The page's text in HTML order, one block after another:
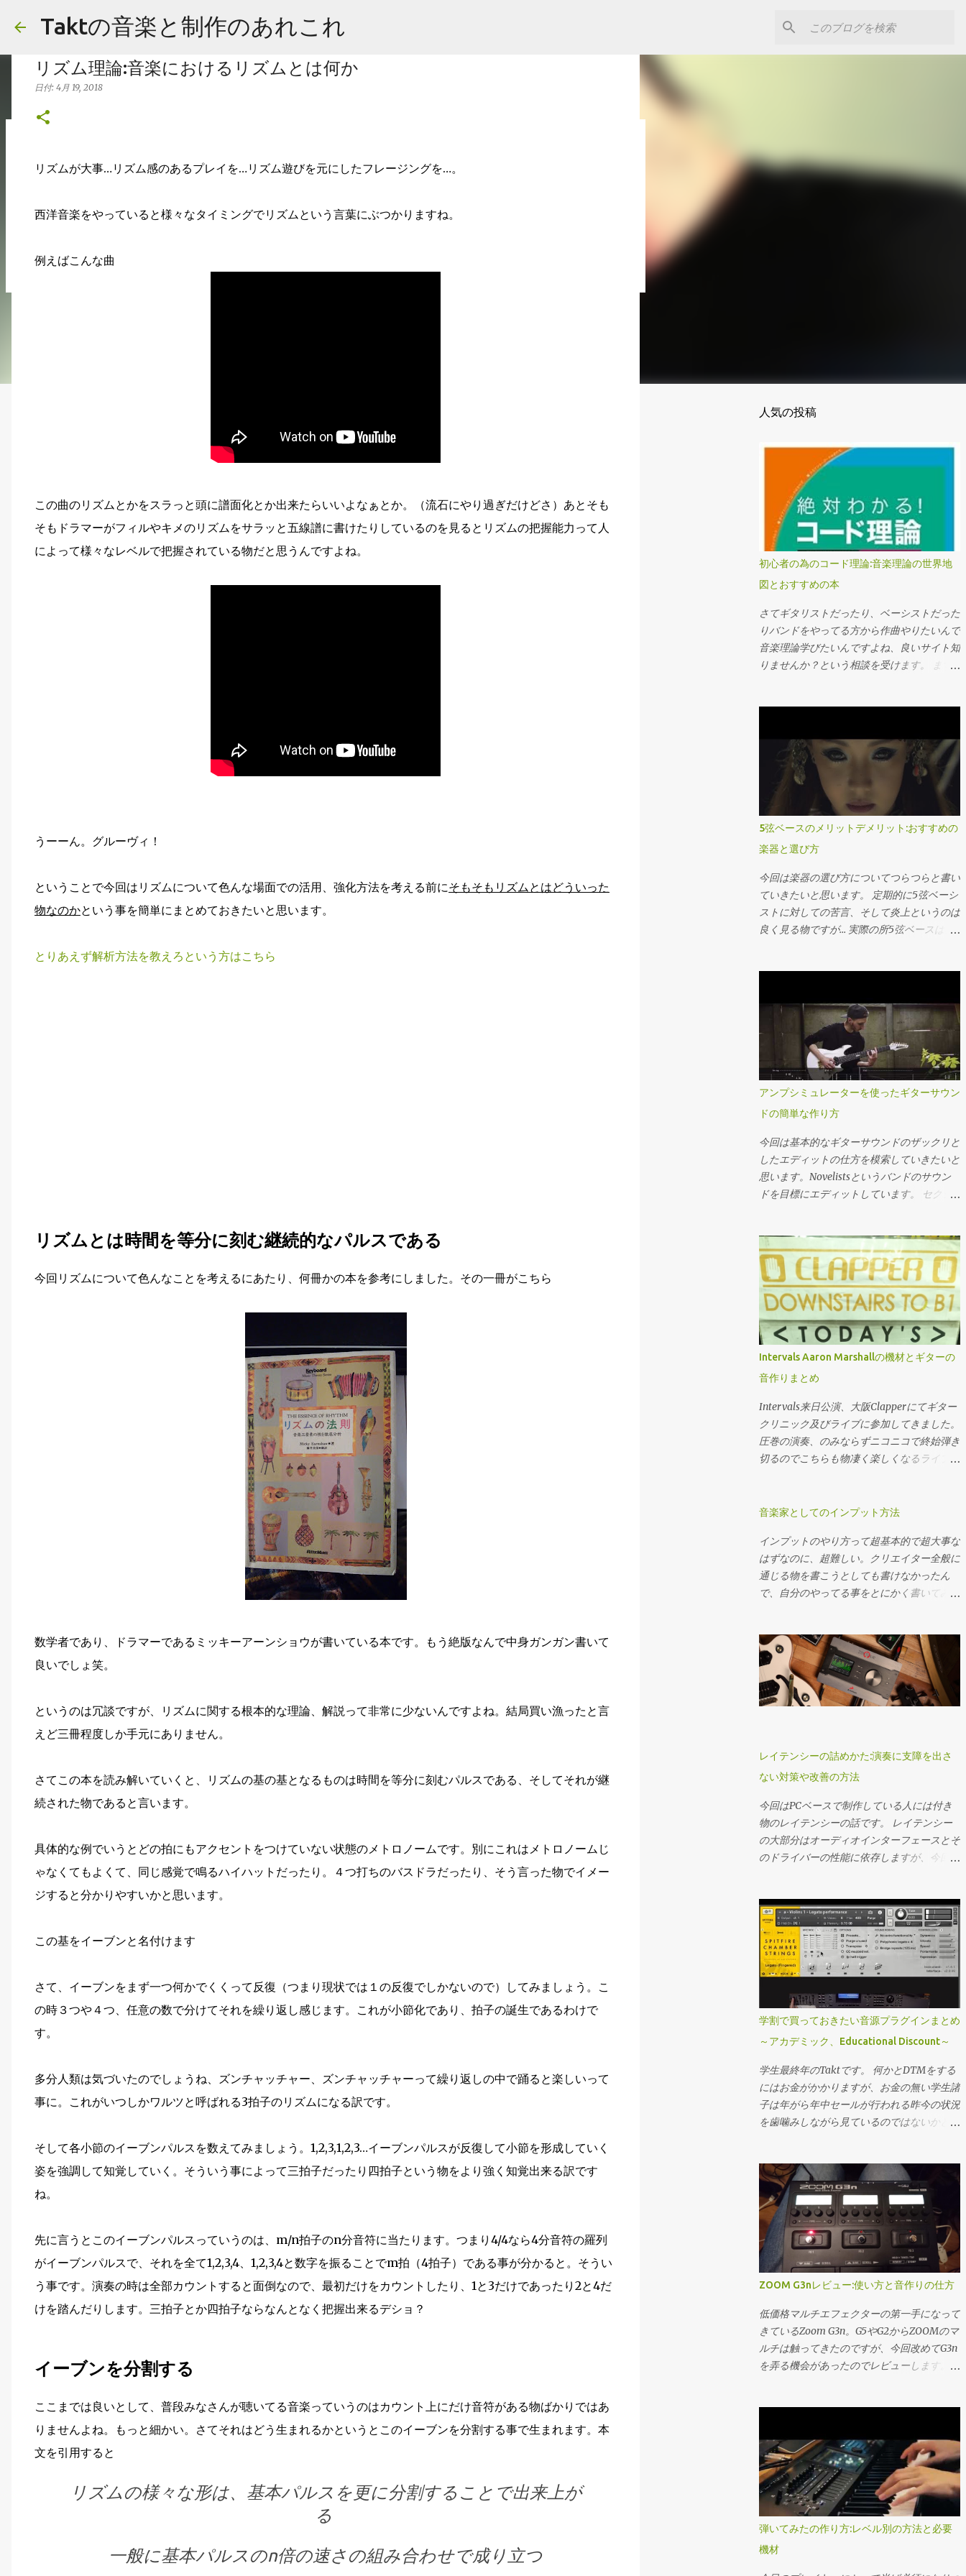
Taktの音楽と制作のあれこれ
日付: 11月 10, 2018 報告
リズム理論:音楽におけるリズムとは何か
日付: 4月 19, 2018
リズムが大事…リズム感のあるプレイを…リズム遊びを元にしたフレージングを…。
西洋音楽をやっていると様々なタイミングでリズムという言葉にぶつかりますね。
例えばこんな曲
この曲のリズムとかをスラっと頭に譜面化とか出来たらいいよなぁとか。（流石にやり過ぎだけどさ）あとそも
そもドラマーがフィルやキメのリズムをサラッと五線譜に書けたりしているのを見るとリズムの把握能力って人
によって様々なレベルで把握されている物だと思うんですよね。
うーーん。グルーヴィ！
ということで今回はリズムについて色んな場面での活用、強化方法を考える前にそもそもリズムとはどういった
物なのかという事を簡単にまとめておきたいと思います。
とりあえず解析方法を教えろという方はこちら
リズムとは時間を等分に刻む継続的なパルスである
今回リズムについて色んなことを考えるにあたり、何冊かの本を参考にしました。その一冊がこちら
数学者であり、ドラマーであるミッキーアーンショウが書いている本です。もう絶版なんで中身ガンガン書いて
良いでしょ笑。
というのは冗談ですが、リズムに関する根本的な理論、解説って非常に少ないんですよね。結局買い漁ったと言
えど三冊程度しか手元にありません。
さてこの本を読み解いていくと、リズムの基の基となるものは時間を等分に刻むパルスである、そしてそれが継
続された物であると言います。
具体的な例でいうとどの拍にもアクセントをつけていない状態のメトロノームです。別にこれはメトロノームじ
ゃなくてもよくて、同じ感覚で鳴るハイハットだったり。４つ打ちのバスドラだったり、そう言った物でイメー
ジすると分かりやすいかと思います。
この基をイーブンと名付けます
さて、イーブンをまず一つ何かでくくって反復（つまり現状では１の反復でしかないので）してみましょう。こ
の時３つや４つ、任意の数で分けてそれを繰り返し感じます。これが小節化であり、拍子の誕生であるわけで
す。
多分人類は気づいたのでしょうね、ズンチャッチャー、ズンチャッチャーって繰り返しの中で踊ると楽しいって
事に。これがいつしかワルツと呼ばれる3拍子のリズムになる訳です。
そして各小節のイーブンパルスを数えてみましょう。1,2,3,1,2,3…イーブンパルスが反復して小節を形成していく
姿を強調して知覚していく。そういう事によって三拍子だったり四拍子という物をより強く知覚出来る訳です
ね。
先に言うとこのイーブンパルスっていうのは、m/n拍子のn分音符に当たります。つまり4/4なら4分音符の羅列
がイーブンパルスで、それを全て1,2,3,4、1,2,3,4と数字を振ることでm拍（4拍子）である事が分かると。そうい
う事です。演奏の時は全部カウントすると面倒なので、最初だけをカウントしたり、1と3だけであったり2と4だ
けを踏んだりします。三拍子とか四拍子ならなんとなく把握出来るデショ？
イーブンを分割する
ここまでは良いとして、普段みなさんが聴いてる音楽っていうのはカウント上にだけ音符がある物ばかりではあ
りませんよね。もっと細かい。さてそれはどう生まれるかというとこのイーブンを分割する事で生まれます。本
文を引用すると
リズムの様々な形は、基本パルスを更に分割することで出来上が
る
一般に基本パルスのn倍の速さの組み合わせで成り立つ
人気の投稿
初心者の為のコード理論:音楽理論の世界地
図とおすすめの本
さてギタリストだったり、ベーシストだった
りバンドをやってる方から作曲やりたいんで
音楽理論学びたいんですよね、良いサイト知
りませんか？という相談を受けます。 まず
ー音楽理論）と名の付いてる本であればなん
でも大丈夫です。ネットにある有象無象に比
べれば100倍マシです。 なぜか これはコー
ド理論というものの特質のせいです。 別に
ネットの情報やライターが下手くそとかそん
なんじゃないんです。 コード理論は英語で
言うa b cを学んだ直後の文形までの内容、数
学で言う四則演算の後の正の数負の数や文字
式、といった所でしょうか。 とにかく挫折
しやすく、また演習量も必要な分野なのでち
ゃんとした本で勉強するのが一番なのです。
す内容の記事しか書きません(宣誓)。本当に
料コンテンツにします。それぐらいめんどく
さいです。 ではこの後何を書くのかという
と、音楽理論の世界はどんな風に広がってい
るのや？？という所であったり、どんな風に
役立つのか？と言った過去の自分の疑問をま
とめた物となっています。 音楽理論を敬遠
していた方も是非ご一読ください。 音楽理
します。いざその世界に行ってみて違うじゃ
ねーか、みたいなのはいざ飛び込んでから言
ってくださいね。 とりあえずこんな感じに
音楽理論の世界は広がっています まずこの
シック音楽寄りの音楽理論とジャズ寄りの音
楽理論です。なぜこの二つが対極になるのか
と言いますと。 まずは目的の違いです。 ク
ラシック音楽というものは四声合唱の完成を
目指して作られた物。 ジャズはコードとい
う土台に対して何を即興として弾けるか、と
いう目的で作られた物です。 この違い、ど
こに現れるかと言いますと 禁則 すなわちや
ってはいけない事。音楽として崩壊してしま
5弦ベースのメリットデメリット:おすすめの
楽器と選び方
今回は楽器の選び方についてつらつらと書い
ていきたいと思います。 定期的に5弦ベーシ
ストに対しての苦言、そして炎上というのは
良く見る物ですが… 実際の所5弦ベースは難
体この話 低音楽器でなんで音が曇ったら困
るんじゃ？と思われた方も居るかと思います
が 基本的にベースの基音はE弦で44Hz、こ
れはまぁ中々しっかり認知出来ない低さで、
通常人間の脳は二倍音でベースの音を認識し
ています なのでトータル的なブライトさの
損失は割と大ダメージになります — Takt
(@Takt_musicman) 2019年3月23日 5弦ベー
スのメリット 五弦ベースのメリットは 弦の
本数が多い 以上終了です。ほんとにこれだ
け。 低い音が欲しけりゃ別に4弦に太い弦を
ィープとか縦移動のフレーズ、表現をしたい
人。どうぞ多弦を使ってください。 だって
弦の本数が足りないとそもそもその表現が出
来ませんから。やりたい事がそこにあるなら
仕方無い。 低めで開放の鳴りが二つ欲し
い。まぁこれも多弦導入には悪くない理由だ
と思います。これも弦の本数増やさないとど
うにもなりません。ですが選び方を間違える
と開放弦特有のオープンさは失われます。
かっこいいと思う。どうぞ5弦を買って下さ
い。憧れ、趣味、これに勝るものはありませ
ん。大好きなギタリストのシグネチャーを買
うのと同じ。 ただ、もしそれでバンドメン
もそもの構造の面でも5弦ベースは難しい面
があります。 5弦ベースのデメリット 5弦ベ
ースのデメリットを考えてみましょう。その
為にはエレべのデファクトスタンダードとな
った四弦ジャズベースとの比較は避けて通れ
ない道です。 5弦用ネック（多弦もそう）は
物理的に幅が増えるため、ネック自体の質量
が大...
アンプシミュレーターを使ったギターサウン
ドの簡単な作り方
今回は基本的なギターサウンドのザックリと
したエディットの仕方を模索していきたいと
思います。Novelistsというバンドのサウン
ドを目標にエディットしています。 セクシ
たDAW標準のシミュを使ってる方にも参考
になるかと思います。 使用機材紹介 さて今
回使用している機材ですが… アンプシミュレ
ーターはこちら ドーン。うちの高級オーデ
ィオインターフェース、Zentour内蔵のアン
プシミュレーターです。Zentour自体にFPGA
が内蔵されていて、最近はFPGAを使っての
アナログ機材のシミュレートに益々気合が入
ってます。 頑張れAntelope。ベースアンプ
も３つぐらいでいいので追加して下さいお願
いします。ちなみにこのアンシミュの元のソ
フトウェアはOverloud製のTH3と同一でど
ちらも所持していますが、ハードウェアベー
アンプに乗せられて買ってしまった７弦。め
っちゃ悪口言うけどなんやかんや手放さない
で使い続けるんじゃないでしょうか。こいつ
はまた後程レビューを書きます。アッシュボ
ディ、メイプルブビンガ３ｐの高域のシャキ
ッとしたディマジオFusion edgeピックアッ
域がグッと前に来ます、が９ｍの物を譲り受
けたので録音に長いものはちょっとよろしく
無いなと思いながらそのままです…正月セー
ルで新調しようかな。 音作りの準備 はい、
う。歪みの質はどうしてもアンプで決まって
しまいます。マーシャルでメサの音は出な
い。（MESAにもマーシャル系のアンプはあ
りますけど）。僕がジャキっとしたハイゲイ
ンアンプが好きなのでENGLの上下セット。
恐らく本人もENGLのアンプ使っている気が
する…。エディット慣れしてる人は良いです
トを選択しましょう。 EQを並べる 目標とす
る歪み感にゲインとマスターをとりあ...
Intervals Aaron Marshallの機材とギターの
音作りまとめ
Intervals来日公演、大阪Clapperにてギター
クリニック及びライブに参加してきました。
圧巻の演奏、のみならずニコニコで終始弾き
切るのでこちらも物凄く楽しくなるライブで
常に参考になりました。 今回は音作りと機
とめておきます。 ライブと録音の機材の使
い分けやギターの選び方などなど。 引用部
分は本人の発言を意訳した物になります、参
考にどうぞ。 ライブでのセット なんせ地球
てはFractalのAx-8、これをラインで外に出
している。ただステージ上が寂しくなるのは
嫌なのでパワーアンプを持ち込んでいる。
Fractalのフロアモデルのみですね…特にラッ
でしたので恐らくこちら Mesa Boogie 4x12
Recto Standard Slant Cabinet/ARMOR ギタ
ーはShurをノーマルチューニングとダウン
チューニングで使い分け。サイドギターの方
はAristidiusを使い分け、ベースはDingwall
の6弦5弦のセットでした。（撮影禁止だっ
たので撮れていません） パッチの踏みかえ
ｗ）との事。 同期音源でドラマーにはクリ
ックを送って前三人はフロアモニターで、次
のツアーからは全員イヤーモニターにする予
定らしいです。 ライブでは非常に簡素（ま
だClapperという小さいキャパでのワンマン
というのもあるかもしれません）なセット。
一方で最新アルバムでの音作りに関しては全
部生アンプとクレイジーなぐらいのODとい
う事で実機を使って行っているようです。
アンプでやった事をFractalに全て落とし込
んでいるので少し大変だった～と言っていま
したが、クリニックでバックトラックに合わ
せて4曲実演してくれたのですが…正直PAレ
ベルでは遜色ない音（ほぼイメージ通りの
音楽家としてのインプット方法
インプットのやり方って超基本的で超大事な
はずなのに、超難しい。クリエイター全般に
通じる物を書こうとしても書けなかったん
で、自分のやってる事をとにかく書いてみよ
てる今の時代にそれは疲れるから、ザッっと
見て良さそうなら後でしっかりするを徹底し
てやろう。（合う合わないはあると思う）
ピンと来たら、それを保存、後でゆったり見
ムを使いこなして自動化を行う。ザッピング
をして、仕分けを行うとプラットフォームの
レコメンド力も変わってくるので。結局AIも
使い様ですね。 あとは何気ない情報から、
欲しい情報を抜き取る技術が大事だなと思っ
ています。 それでは具体例。 Spotify
Spotifyは結構慣れるまで時間がかかった。
て、AIを調教しつつ、以下のプレイリストを
常時チェックしている。 Discover Weekly 週
一更新、30曲をレコメンドしてくれる。既
にお気に入りに入れてる曲がレコメンドされ
る事はほぼ無い。 あなたのTopmix これが割
開くとお気に入り曲だらけになって酷い事に
なる。逆に久しぶりにJazz聴いたな～って時
にJazz mixをチェックすると程よい感じにな
めたい時に開く。 キュレーターを探し出し
てそれを常にチェックとかはやっていない。
僕は属人的な情報は基本Twitterの雑多な中
から探すのが好きなので、そこで誰かのレコ
り自分の好きな音楽を再生、の段階で自分の
リファレンスリストを作ってしまっても良い
と思う。 僕のリファレンスプレイリストは
こちら Youtube Youtubeは複垢運用してい
て、なるべく音楽に関する情報、tipsを調べ
たいアカウントはそれだけを。完全に趣味の
野球の動画とかは別アカウント運用してい
る。（最近シークレットモードでやるとお気
フォーム側のおススメが強い状況が更に続い
ている中でいつまでこの手法が役に立つか分
からないが… 良いかもと思...
レイテンシーの詰めかた:演奏に支障を出さ
ない対策や改善の方法
今回はPCベースで制作している人には付き
物のレイテンシーの話です。 レイテンシー
の大部分はオーディオインターフェースとそ
のドライバーの性能に依存しますが、今回は
と、ソフトシンセであれば入出力レイテンシ
が併せて20msまでであれば楽器としての演
奏性を損なわずにいられます、それ以上は明
確に遅れが分かってくる感じですね。逆に言
うとこれより早くはマシンパワーの犠牲を払
ってまで詰めなくても良いかもしれません。
きっかけ PCベースの制作に完全移行して以
降(2008あたりから制作やってる人間とは思
えない発言)PC自体の問題か、はたまたソフ
トウェアの相性の問題か、CPUのオーディオ
処理(正確に言うとグラフィックで負荷がか
かった場合の処理)に不安定な部分があった
ために、CPUに対しての負荷を色々試してい
めにIF側の設定を弄ると比較的負荷に対して
強くなるといった事例がありました。 CPU
メーターにはいまいち表れていなかったとい
うことと、折角入出力で4msに抑えられてい
るのだから最速にしとこうか、程度のいい加
減な設定をしていました。 今回改めてレイ
テンシーの詰めかたと、おおよその目安を書
いて行こうかなと。 正直な話を言うとダイ
レクトモニタリング出来る環境というのは十
二分に揃っているので、あまり必要の無い話
ではあるのですが、久しぶりに触った
Halion sonic SEの音が存外よろしく、改善し
て以降ソフトシンセの割合を増やしても良い
レイテンシーを詰める前に確認したいこと
のトラップはこれでした。やったら安いor太
古のケーブルを使っていたらレイテンシが恐
ろしい事になりました。具体的にはKRONOS
に１００均で購入した（恐らく中学生時代
に）USB2.0以前の物を使っていたら、16分
音符ぐらいズレていました…レイテンシー
5msのはずなのに…。MASCHINE付属の物に
学割で買っておきたい音源プラグインまとめ
～アカデミック、Educational Discount～
学生最終年のTaktです。 何かとDTMをする
にはお金がかかりますが、お金の無い学生諸
子は年がら年中セールが行われる昨今の状況
を歯噛みしながら見ているのではないかと思
学割があります。 2割3割は当たりまえ、半
額の物を存在します。 社会の荒波に出る前
に買っておきたいおすすめ音源の備忘録で
す。 気付いたら随時更新します。 オケ関係
元がたっかいので助かるやつ。 Spitfire
audio Chamber Strings オーケストラライブ
ラリベンダーとしてはトップランナーのベン
ダー。 色んな事に対応出来るChamberサイ
ズのStringsが一番欲しいです。 Hans
zimmer Percussion、Synphonicシリーズ、
BBCオーケストラ… 僕も今メインで使ってる
し今後も拡張するつもり。セールがGWとBF
ン、単一製品問わず。セール価格にはかから
ないです。 セールで欲しいセットが値引き
になれば良いけど、緊急で欲しいとかなれば
学割でさっと買った方が良いと思います
Cinesample 割と大本命、オーケストラライ
ブラリのベンダー。 日本ではあんまり知名
度は無いけど、ハッキリ音の近い感じです。
日本の劇伴のサウンドは多分こっちの方が近
ZOOM G3nレビュー:使い方と音作りの仕方
低価格マルチエフェクターの第一手になって
きているZoom G3n。G5やG2からZOOMのマ
ルチは触ってきたのですが、今回改めてG3n
を弄る機会があったのでレビューします。
初の一機だったり、便利屋として使うにはこ
の上ない性能を各社出しています。（僕が高
校生の時では考えられない） なので安心し
てエントリー機を買って頂ければと思いま
す。ではレビューに参ります。 概観 ズーム
G3、B3から続くストンプが連結された筐体
をイメージさせる設計思想はそのままです
ね。3フットスイッチ、そしてその下にもス
弾いてみたの作り方:レベル別の方法と必要
機材